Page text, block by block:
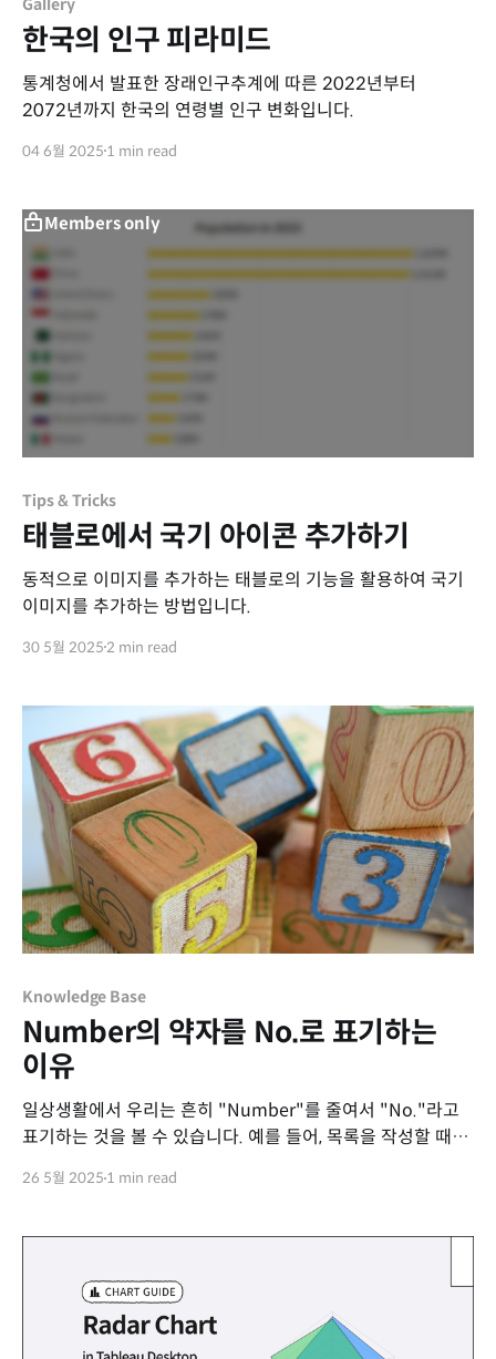
한국의 인구 피라미드
통계청에서 발표한 장래인구추계에 따른 2022년부터
2072년까지 한국의 연령별 인구 변화입니다.
04 6월 2025 1 min read
Members only
Tips & Tricks
태블로에서 국기 아이콘 추가하기
동적으로 이미지를 추가하는 태블로의 기능을 활용하여 국기
이미지를 추가하는 방법입니다.
30 5월 20252 min read
Knowledge Base
Number의 약자를 No.로 표기하는
이유
일상생활에서 우리는 흔히 "Number"를 줄여서 "No."라고
표기하는 것을 볼 수 있습니다. 예를 들어, 목록을 작성할 때나
그런데 가만히 살펴보면 "Number"라는 단어에는 알파벳
"Number"의 약자가 된 것일까요?
26 5월 2025 1 min read